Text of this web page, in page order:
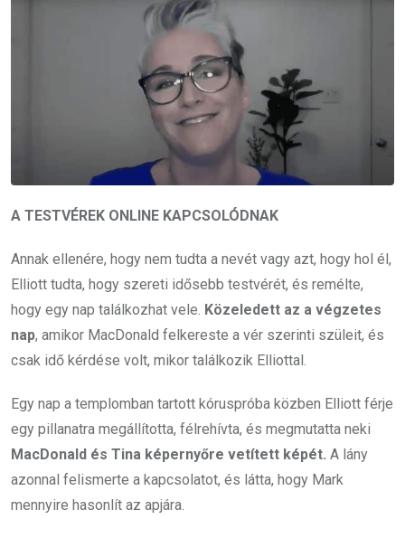
A TESTVÉREK ONLINE KAPCSOLÓDNAK
Annak ellenére, hogy nem tudta a nevét vagy azt, hogy hol él,
Elliott tudta, hogy szereti idősebb testvérét, és remélte,
hogy egy nap találkozhat vele. Közeledett az a végzetes
nap, amikor MacDonald felkereste a vér szerinti szüleit, és
csak idő kérdése volt, mikor találkozik Elliottal.
Egy nap a templomban tartott kóruspróba közben Elliott férje
egy pillanatra megállította, félrehívta, és megmutatta neki
MacDonald és Tina képernyőre vetített képét. A lány
azonnal felismerte a kapcsolatot, és látta, hogy Mark
mennyire hasonlít az apjára.